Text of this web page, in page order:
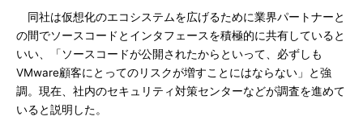
同社は仮想化のエコシステムを広げるために業界パートナーと
の間でソースコードとインタフェースを積極的に共有していると
いい、「ソースコードが公開されたからといって、必ずしも
VMware顧客にとってのリスクが増すことにはならない」と強
調。現在、社内のセキュリティ対策センターなどが調査を進めて
いると説明した。